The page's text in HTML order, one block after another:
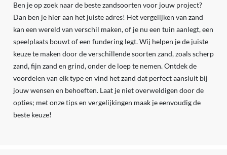
Ben je op zoek naar de beste zandsoorten voor jouw project?
Dan ben je hier aan het juiste adres! Het vergelijken van zand
kan een wereld van verschil maken, of je nu een tuin aanlegt, een
speelplaats bouwt of een fundering legt. Wij helpen je de juiste
keuze te maken door de verschillende soorten zand, zoals scherp
zand, fijn zand en grind, onder de loep te nemen. Ontdek de
voordelen van elk type en vind het zand dat perfect aansluit bij
jouw wensen en behoeften. Laat je niet overweldigen door de
opties; met onze tips en vergelijkingen maak je eenvoudig de
beste keuze!